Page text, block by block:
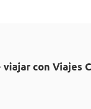
viajar con Viajes